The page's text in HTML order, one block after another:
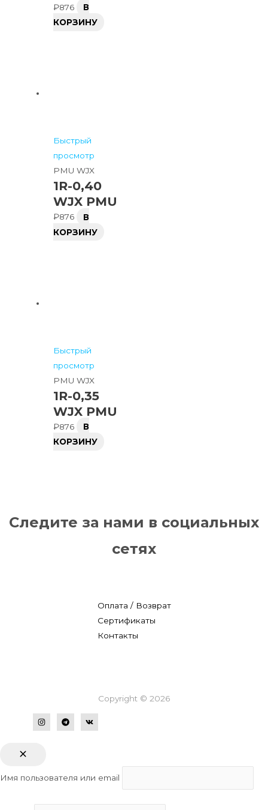
₽876
В
КОРЗИНУ
Быстрый
просмотр
PMU WJX
1R-0,40
WJX PMU
₽876
В
КОРЗИНУ
Быстрый
просмотр
PMU WJX
1R-0,35
WJX PMU
₽876
В
КОРЗИНУ
Следите за нами в социальных
сетях
Оплата / Возврат
Сертификаты
Контакты
Copyright © 2026
Имя пользователя или email